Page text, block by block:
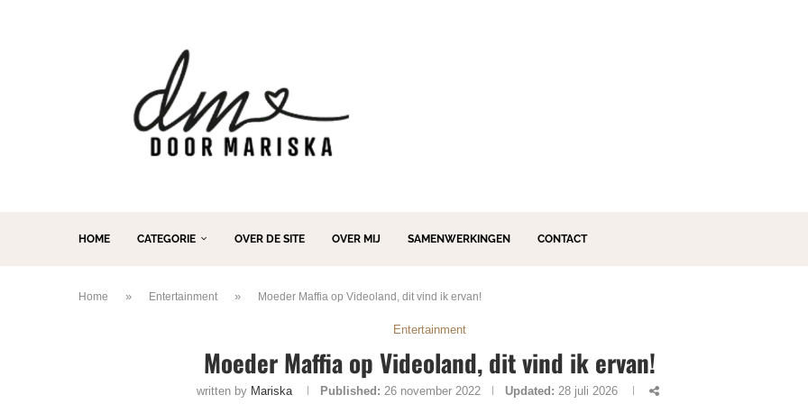
HOME CATEGORIE OVER DE SITE OVER MIJ SAMENWERKINGEN CONTACT
Home » Entertainment » Moeder Maffia op Videoland, dit vind ik ervan!
Entertainment
Moeder Maffia op Videoland, dit vind ik ervan!
written by Mariska Published: 26 november 2022 Updated: 28 juli 2026